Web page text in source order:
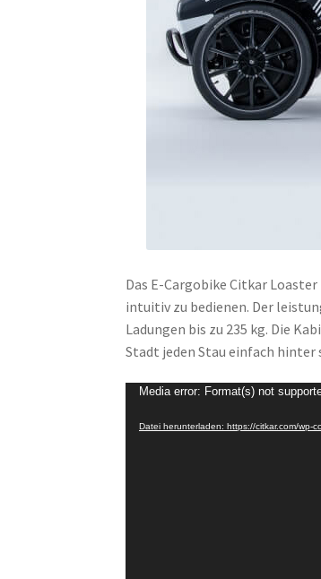
Das E-Cargobike Citkar
intuitiv zu bedienen. Der
Ladungen bis zu 235 kg. Die
Stadt jeden Stau einfach hinter
Video-
Media error: Format(s) not
Datei herunterladen: https://citkar.com/